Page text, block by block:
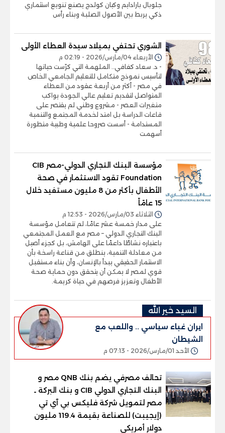
جلوبال بارادايم وكيان كولدج يصنع تنويع استثماري
ذكي يربط بين الأصول الصلبة وبناء رأس
الشوري تحتفي بميلاد سيدة العطاء الأولى
الأربعاء 04/مارس/2026 - 02:19 م
- د. سعاد كفافي.. الملهمة التي كرّست حياتها
لتأسيس نموذج متكامل للتعليم الجامعي الخاص
في مصر - أكثر من أربعة عقود من العطاء
المتواصل لتقديم تعليم عالي الجودة يواكب
متغيرات العصر - مشروع وطني لم يقتصر على
قاعات الدراسة بل امتد لخدمة المجتمع والتنمية
المستدامة - أسست صروحا علمية وطبية متطورة
أسهمت
مؤسسة البنك التجاري الدولي-مصر CIB
Foundation تقود الاستثمار في صحة
الأطفال بأكثر من 8 مليون مستفيد خلال
15 عامًاً
الثلاثاء 03/مارس/2026 - 12:53 م
على مدار خمسة عشر عامًا، لم تتعامل مؤسسة
البنك التجاري الدولي – مصر مع العمل المجتمعي
باعتباره نشاطًا داعمًا على الهامش، بل كجزء أصيل
من معادلة التنمية، ينطلق من قناعة راسخة بأن
الاستثمار الحقيقي يبدأ بالإنسان، وأن بناء مستقبل
قوي لمصر لا يمكن أن يتحقق دون حماية صحة
الأطفال وتعزيز فرصهم في حياة كريمة.
السيد خير الله
ايران غباء سياسي .. واللعب مع
الشيطان
الأحد 01/مارس/2026 - 07:13 م
تحالف مصرفي يضم بنك QNB مصر و
البنك التجاري الدولي CIB و بنك البركة ـ
مصر لتمويل شركة فليكس بي آي تي
(إيجيبت) للصناعة بقيمة 119.4 مليون
دولار أمريكي